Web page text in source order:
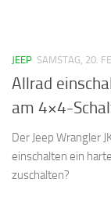
JEEP SAMSTAG, 20.
Allrad
am 4×4-
Der Jeep Wrangler
einschalten ein
zuschalten?